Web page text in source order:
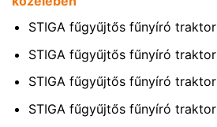
STIGA fűgyűjtős fűnyíró traktor
STIGA fűgyűjtős fűnyíró traktor
STIGA fűgyűjtős fűnyíró traktor
STIGA fűgyűjtős fűnyíró traktor